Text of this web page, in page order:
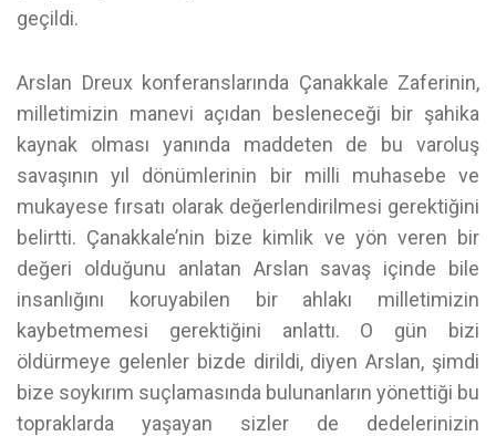
geçildi.
Arslan Dreux konferanslarında Çanakkale Zaferinin,
milletimizin manevi açıdan besleneceği bir şahika
kaynak olması yanında maddeten de bu varoluş
savaşının yıl dönümlerinin bir milli muhasebe ve
mukayese fırsatı olarak değerlendirilmesi gerektiğini
belirtti. Çanakkale’nin bize kimlik ve yön veren bir
değeri olduğunu anlatan Arslan savaş içinde bile
insanlığını koruyabilen bir ahlakı milletimizin
kaybetmemesi gerektiğini anlattı. O gün bizi
öldürmeye gelenler bizde dirildi, diyen Arslan, şimdi
bize soykırım suçlamasında bulunanların yönettiği bu
topraklarda yaşayan sizler de dedelerinizin